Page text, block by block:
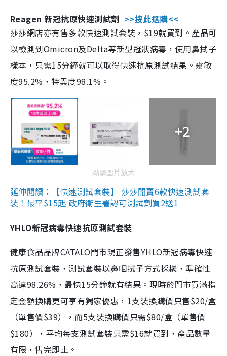
Reagen 新冠抗原快速測試劑 >>按此選購<<
莎莎網店亦有售多款快速測試套裝，$19就買到。產品可
以檢測到Omicron及Delta等新型冠狀病毒，使用鼻拭子
樣本，只需15分鐘就可以取得快速抗原測試結果。靈敏
度95.2%，特異度98.1%。
+2
點擊圖片放大
延伸閱讀：【快速測試套裝】 莎莎開賣6款快速測試套
裝！最平$15起 政府衛生署認可測試劑買2送1
YHLO新冠病毒快速抗原測試套裝
健康食品品牌CATALO門市現正發售YHLO新冠病毒快速
抗原測試套裝，測試套裝以鼻咽拭子方式採樣，準確性
高達98.26%，最快15分鐘就有結果。現時於門市買滿指
定金額換購更可享有獨家優惠，1支裝換購價只售$20/盒
（單售價$39），而5支裝換購價只需$80/盒（單售價
$180），平均每支測試套裝只需$16就買到，產品數量
有限，售完即止。